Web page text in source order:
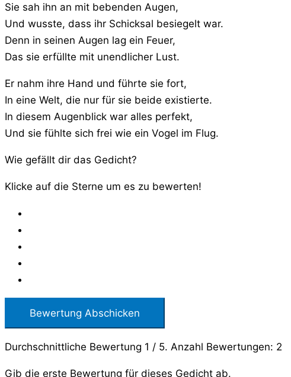
Sie sah ihn an mit bebenden Augen,
Und wusste, dass ihr Schicksal besiegelt war.
Denn in seinen Augen lag ein Feuer,
Das sie erfüllte mit unendlicher Lust.
Er nahm ihre Hand und führte sie fort,
In eine Welt, die nur für sie beide existierte.
In diesem Augenblick war alles perfekt,
Und sie fühlte sich frei wie ein Vogel im Flug.
Wie gefällt dir das Gedicht?
Klicke auf die Sterne um es zu bewerten!
Bewertung Abschicken
Durchschnittliche Bewertung 1 / 5. Anzahl Bewertungen: 2
Gib die erste Bewertung für dieses Gedicht ab.